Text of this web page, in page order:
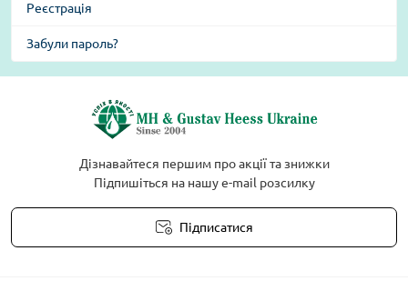
Реєстрація
Забули пароль?
Дізнавайтеся першим про акції та знижки
Підпишіться на нашу e-mail розсилку
Підписатися